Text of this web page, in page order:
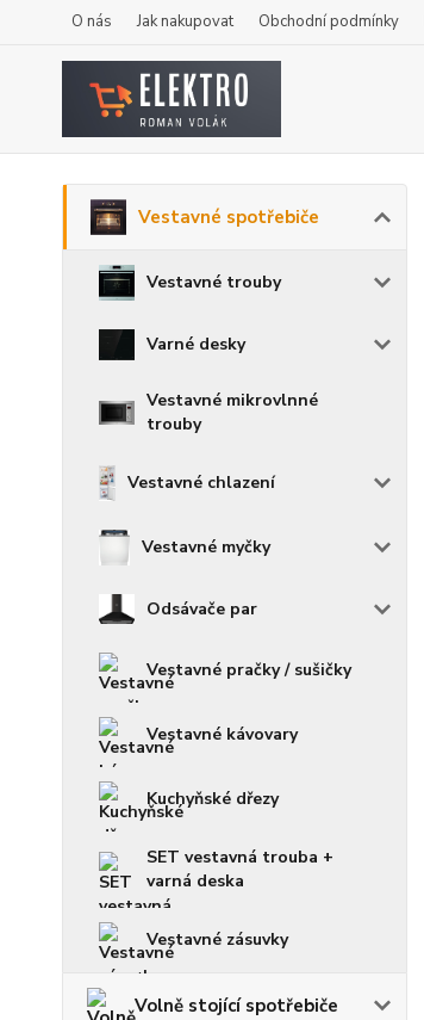
O nás Jak nakupovat Obchodní podmínky
Vestavné spotřebiče
Vestavné trouby
Varné desky
Vestavné mikrovlnné
trouby
Vestavné chlazení
Vestavné myčky
Odsávače par
Vestavné pračky / sušičky
Vestavné kávovary
Kuchyňské dřezy
SET vestavná trouba +
varná deska
Vestavné zásuvky
Volně stojící spotřebiče